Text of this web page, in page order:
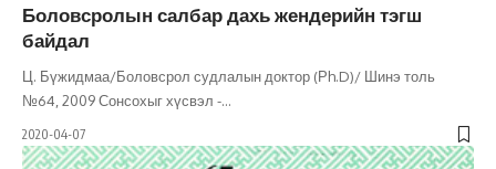
Боловсролын салбар дахь жендерийн тэгш
байдал
Ц. Бүжидмаа/Боловсрол судлалын доктор (Рh.D)/ Шинэ толь
№64, 2009 Сонсохыг хүсвэл -…
2020-04-07